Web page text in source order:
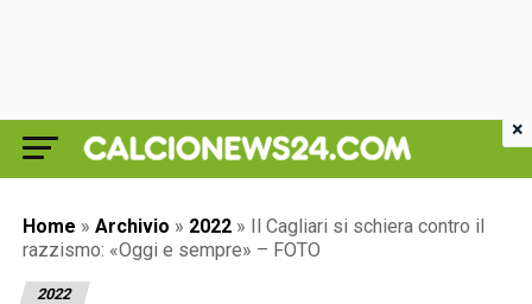
Home » Archivio » 2022 » Il Cagliari si schiera contro il
razzismo: «Oggi e sempre» – FOTO
2022
×